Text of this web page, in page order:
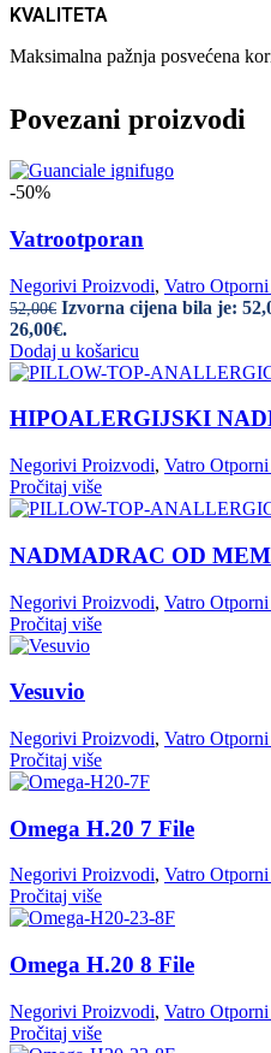
KVALITETA
Maksimalna pažnja posvećena
Povezani proizvodi
-50%
Vatrootporan
Negorivi Proizvodi, Vatro Otporni
52,00€ Izvorna cijena bila je:
26,00€.
Dodaj u košaricu
HIPOALERGIJSKI
Negorivi Proizvodi, Vatro
Pročitaj više
NADMADRAC OD
Negorivi Proizvodi, Vatro
Pročitaj više
Vesuvio
Negorivi Proizvodi, Vatro
Pročitaj više
Omega H.20 7 File
Negorivi Proizvodi, Vatro
Pročitaj više
Omega H.20 8 File
Negorivi Proizvodi, Vatro
Pročitaj više